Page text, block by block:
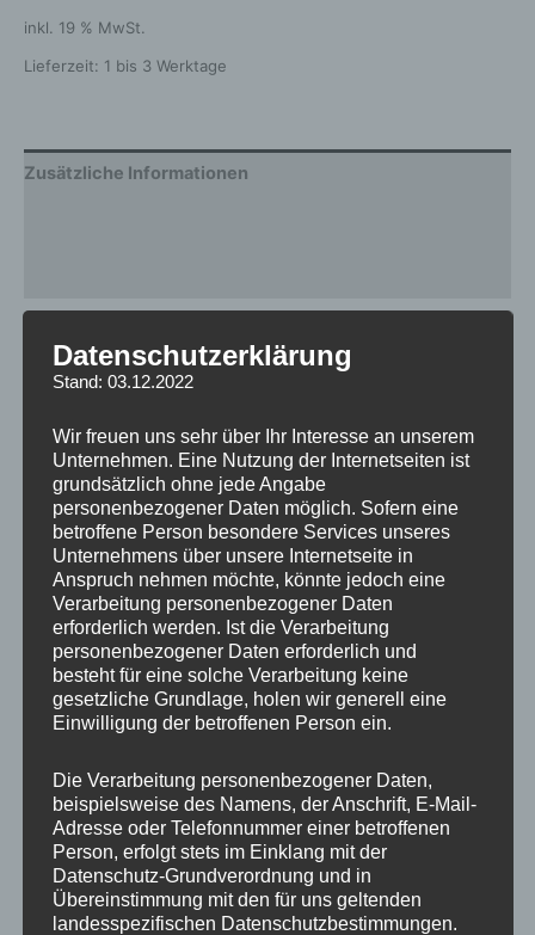
inkl. 19 % MwSt.
Lieferzeit: 1 bis 3 Werktage
Zusätzliche Informationen
Breite
Design JR21
Durchmesser 19
ET 41
Fertigung Einteilig gegossen
Hersteller JR WHEELS
Lochkreis 5×120
Hinweis
Lochzahl
Mittellochbohrung 72,6 mm
Nabenbohrung 72.6
PCD 120 mm
Datenschutzerklärung
Stand: 03.12.2022
Wir freuen uns sehr über Ihr Interesse an unserem
Unternehmen. Eine Nutzung der Internetseiten ist
grundsätzlich ohne jede Angabe
personenbezogener Daten möglich. Sofern eine
betroffene Person besondere Services unseres
Unternehmens über unsere Internetseite in
Anspruch nehmen möchte, könnte jedoch eine
Verarbeitung personenbezogener Daten
erforderlich werden. Ist die Verarbeitung
personenbezogener Daten erforderlich und
besteht für eine solche Verarbeitung keine
gesetzliche Grundlage, holen wir generell eine
Einwilligung der betroffenen Person ein.
Die Verarbeitung personenbezogener Daten,
beispielsweise des Namens, der Anschrift, E-Mail-
Adresse oder Telefonnummer einer betroffenen
Person, erfolgt stets im Einklang mit der
Datenschutz-Grundverordnung und in
Übereinstimmung mit den für uns geltenden
landesspezifischen Datenschutzbestimmungen.